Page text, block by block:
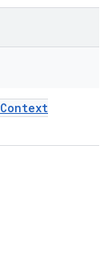
Context